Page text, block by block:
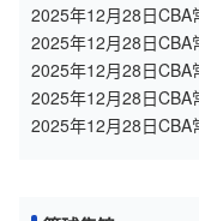
2025年12月28日CBA
2025年12月28日CBA
2025年12月28日CBA
2025年12月28日CBA
2025年12月28日CBA